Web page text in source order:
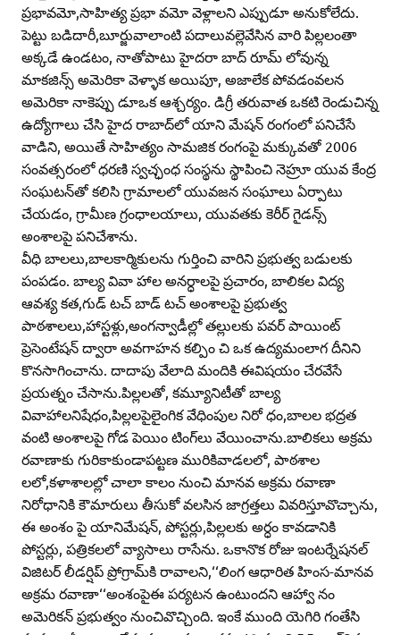
ప్రభావమో,సాహిత్య ప్రభా వమో వెళ్లాలని ఎప్పుడూ అనుకోలేదు.
పెట్టు బడిదారీ,బూర్జువాలాంటి పదాలువల్లెవేసిన వారి పిల్లలంతా
అక్కడే ఉండటం, నాతోపాటు హైదరా బాద్‌ రూమ్‌ లోవున్న
మాకజిన్స్‌ అమెరికా వెళ్ళాక అయిపూ, అజాలేక పోవడంవలన
అమెరికా నాకెప్పు డూఒక ఆశ్చర్యం. డిగ్రీ తరువాత ఒకటి రెండుచిన్న
ఉద్యోగాలు చేసి హైద రాబాద్‌లో యాని మేషన్‌ రంగంలో పనిచేసే
వాడిని, అయితే సాహిత్యం సామజిక రంగంపై మక్కువతో 2006
సంవత్సరంలో ధరణి స్వచ్ఛంధ సంస్థను స్థాపించి నెహ్రూ యువ కేంద్ర
సంఘటన్‌తో కలిసి గ్రామాలలో యువజన సంఘాలు ఏర్పాటు
చేయడం, గ్రామీణ గ్రంధాలయాలు, యువతకు కెరీర్‌ గైడన్స్‌
అంశాలపై పనిచేశాను.
వీధి బాలలు,బాలకార్మికులను గుర్తించి వారిని ప్రభుత్వ బడులకు
పంపడం. బాల్య వివా హాల అనర్ధాలపై ప్రచారం, బాలికల విద్య
ఆవశ్య కత,గుడ్‌ టచ్‌ బాడ్‌ టచ్‌ అంశాలపై ప్రభుత్వ
పాఠశాలలు,హాస్టళ్లు,అంగన్వాడీల్లో తల్లులకు పవర్‌ పాయింట్‌
ప్రెసెంటేషన్‌ ద్వారా అవగాహన కల్పిం చి ఒక ఉద్యమంలాగ దీనిని
కొనసాగించాను. దాదాపు వేలాది మందికి ఈవిషయం చేరవేసే
ప్రయత్నం చేసాను.పిల్లలతో, కమ్యూనిటీతో బాల్య
వివాహాలనిషేధం,పిల్లలపైలైంగిక వేధింపుల నిరో ధం,బాలల భద్రత
వంటి అంశాలపై గోడ పెయిం టింగ్‌లు వేయించాను.బాలికలు అక్రమ
రవాణాకు గురికాకుండాపట్టణ మురికివాడలలో, పాఠశాల
లలో,కళాశాలల్లో చాలా కాలం నుంచి మానవ అక్రమ రవాణా
నిరోధానికి కౌమారులు తీసుకో వలసిన జాగ్రత్తలు వివరిస్తూవొచ్చాను,
ఈ అంశం పై యానిమేషన్‌, పోస్టర్లు,పిల్లలకు అర్ధం కావడానికి
పోస్టర్లు, పత్రికలలో వ్యాసాలు రాసేను. ఒకానొక రోజు ఇంటర్నేషనల్‌
విజిటర్‌ లీడర్షిప్‌ ప్రోగ్రామ్‌కి రావాలని,‘‘లింగ ఆధారిత హింస-మానవ
అక్రమ రవాణా‘‘అంశంపైఈ పర్యటన ఉంటుందని ఆహ్వా నం
అమెరికన్‌ ప్రభుత్వం నుంచివొచ్చింది. ఇంకే ముంది యెగిరి గంతేసి